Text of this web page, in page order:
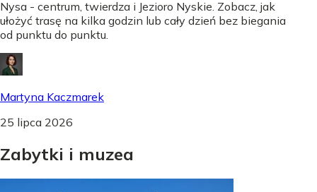
Nysa - centrum, twierdza i Jezioro Nyskie. Zobacz, jak
ułożyć trasę na kilka godzin lub cały dzień bez biegania
od punktu do punktu.
Martyna Kaczmarek
25 lipca 2026
Zabytki i muzea